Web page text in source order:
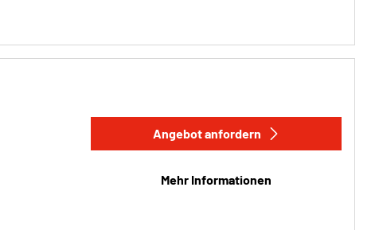
Angebot anfordern
Mehr Informationen